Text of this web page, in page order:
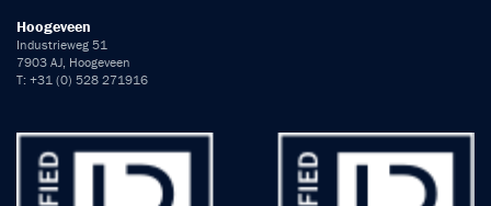
Hoogeveen
Industrieweg 51
7903 AJ, Hoogeveen
T: +31 (0) 528 271916